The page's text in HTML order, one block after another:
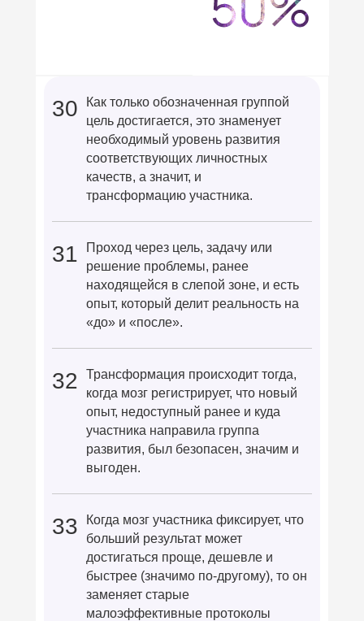
Как только обозначенная группой
цель достигается, это знаменует
необходимый уровень развития
соответствующих личностных
качеств, а значит, и
трансформацию участника.
30
Проход через цель, задачу или
решение проблемы, ранее
находящейся в слепой зоне, и есть
опыт, который делит реальность на
«до» и «после».
31
Трансформация происходит тогда,
когда мозг регистрирует, что новый
опыт, недоступный ранее и куда
участника направила группа
развития, был безопасен, значим и
выгоден.
32
Когда мозг участника фиксирует, что
больший результат может
достигаться проще, дешевле и
быстрее (значимо по-другому), то он
заменяет старые
малоэффективные протоколы
33